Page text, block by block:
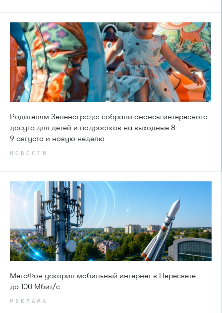
Родителям Зеленограда: собрали анонсы интересного
досуга для детей и подростков на выходные 8-
9 августа и новую неделю
НОВОСТИ
МегаФон ускорил мобильный интернет в Пересвете
до 100 Мбит/с
РЕКЛАМА